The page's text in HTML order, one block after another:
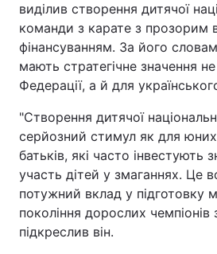
виділив створення дитячої
команди з карате з прозорим
фінансуванням. За його
мають стратегічне значення
Федерації, а й для
"Створення дитячої
серйозний стимул як для юних
батьків, які часто інвестують
участь дітей у змаганнях. Це
потужний вклад у підготовку
покоління дорослих чемпіонів
підкреслив він.